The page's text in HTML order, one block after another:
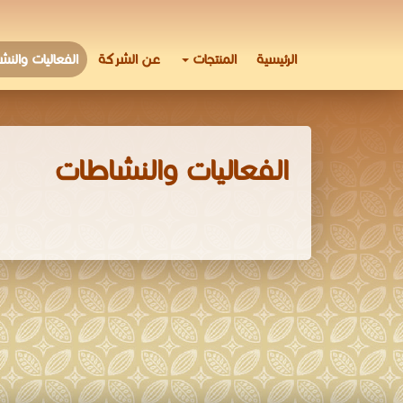
الرئيسية المنتجات عن الشركة الفعاليات
الفعاليات والنشاطات